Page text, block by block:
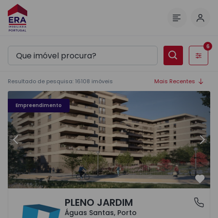
Filtros
6
Resultado de pesquisa: 16108 imóveis Mais Recentes
Empreendimento
Fachada PLENO JARDIM - 3
Anterior
Águas Santas, PortoPLENO JARDIM
Águas Santas, Porto